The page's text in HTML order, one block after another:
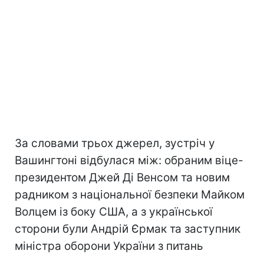
За словами трьох джерел, зустріч у
Вашингтоні відбулася між: обраним віце-
президентом Джей Ді Венсом та новим
радником з національної безпеки Майком
Волцем із боку США, а з української
сторони були Андрій Єрмак та заступник
міністра оборони України з питань